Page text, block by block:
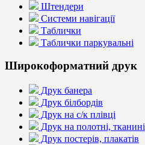
Штендери
Системи навігації
Таблички
Таблички паркувальні
Широкоформатний друк
Друк банера
Друк білбордів
Друк на с/к плівці
Друк на полотні, тканині
Друк постерів, плакатів